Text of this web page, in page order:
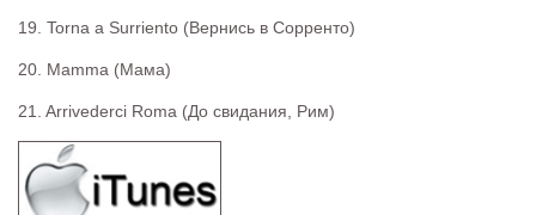
19. Torna a Surriento (Вернись в Сорренто)
20. Mamma (Мама)
21. Arrivederci Roma (До свидания, Рим)